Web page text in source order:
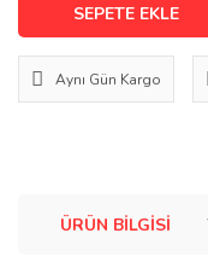
SEPETE EKLE
Aynı Gün Kargo
ÜRÜN BILGISI